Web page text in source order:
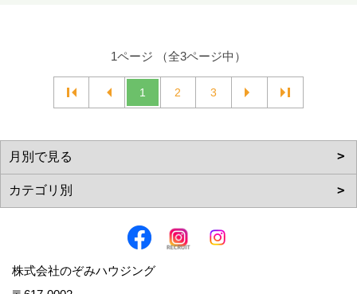
1ページ （全3ページ中）
1 2 3
株式会社のぞみハウジング